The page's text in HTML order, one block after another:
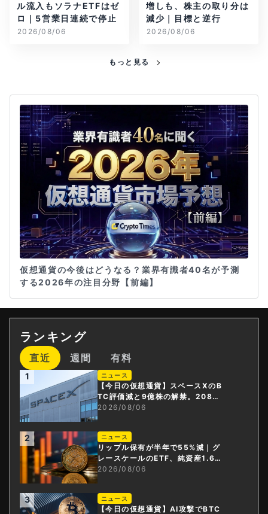
ル流入もソラナETFはゼ
ロ｜5営業日連続で停止
2026/08/06
増しも、株主の取り分は
減少｜目標と逆行
2026/08/06
もっと見る
仮想通貨の今後はどうなる？業界有識者40名が予測
する2026年の注目分野【前編】
ランキング
直近 週間 有料
1 ニュース
【今日の仮想通貨】スペースXのB
TC評価減と9億株の解禁。208億
円相当のBTCが盗難
2026/08/06
2 ニュース
リップル保有が半年で55%減｜グ
レースケールのETF、純資産1.6億
ドル減
2026/08/06
3 ニュース
【今日の仮想通貨】AI攻撃でBTC